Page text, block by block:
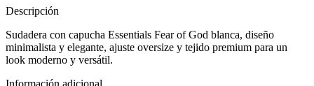
Descripción
Sudadera con capucha Essentials Fear of God blanca, diseño
minimalista y elegante, ajuste oversize y tejido premium para un
look moderno y versátil.
Información adicional